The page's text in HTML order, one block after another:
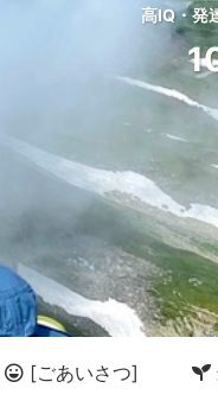
高IQ・発
[ごあいさつ]